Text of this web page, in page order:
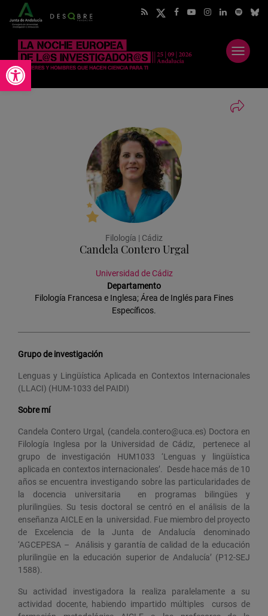
Abrir barra de herramientas
Abrir
menú
Filología | Cádiz
Candela Contero Urgal
Universidad de Cádiz
Departamento
Filología Francesa e Inglesa; Área de Inglés para Fines
Específicos.
Grupo de investigación
Lenguas y Lingüística Aplicada en Contextos Internacionales
(LLACI) (HUM-1033 del PAIDI)
Sobre mí
Candela Contero Urgal, (candela.contero@uca.es) Doctora en
Filología Inglesa por la Universidad de Cádiz, pertenece al
grupo de investigación HUM1033 ‘Lenguas y lingüística
aplicada en contextos internacionales’. Desde hace más de 10
años se encuentra investigando sobre las particularidades de
la docencia universitaria en programas bilingües y
plurilingües. Su tesis doctoral se centró en el análisis de la
enseñanza AICLE en la universidad. Fue miembro del proyecto
de Excelencia de la Junta de Andalucía denominado
‘AGCEPESA – Análisis y garantía de calidad de la educación
plurilingüe en la educación superior de Andalucía’ (P12-SEJ
1588).
Su actividad investigadora la realiza paralelamente a su
actividad docente, habiendo impartido múltiples cursos de